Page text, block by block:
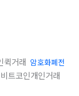
퀵거래 암호화폐전
비트코인개인거래